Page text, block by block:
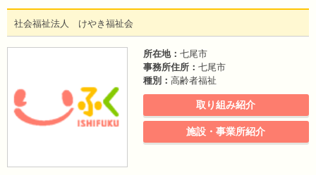
社会福祉法人 けやき福祉会
所在地： 七尾市
事務所住所： 七尾市
種別： 高齢者福祉
取り組み紹介
施設・事業所紹介